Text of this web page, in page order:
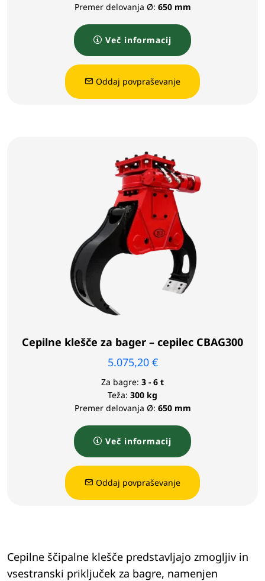
Premer delovanja Ø: 650 mm
Več informacij
Oddaj povpraševanje
Cepilne klešče za bager – cepilec CBAG300
5.075,20 €
Za bagre: 3 - 6 t
Teža: 300 kg
Premer delovanja Ø: 650 mm
Več informacij
Oddaj povpraševanje
Cepilne ščipalne klešče predstavljajo zmogljiv in
vsestranski priključek za bagre, namenjen